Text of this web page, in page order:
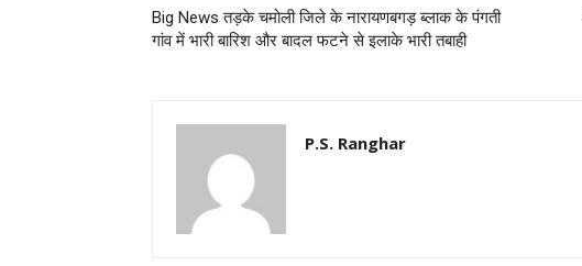
Big News तड़के चमोली जिले के नारायणबगड़ ब्लाक के पंगती
गांव में भारी बारिश और बादल फटने से इलाके भारी तबाही
P.S. Ranghar